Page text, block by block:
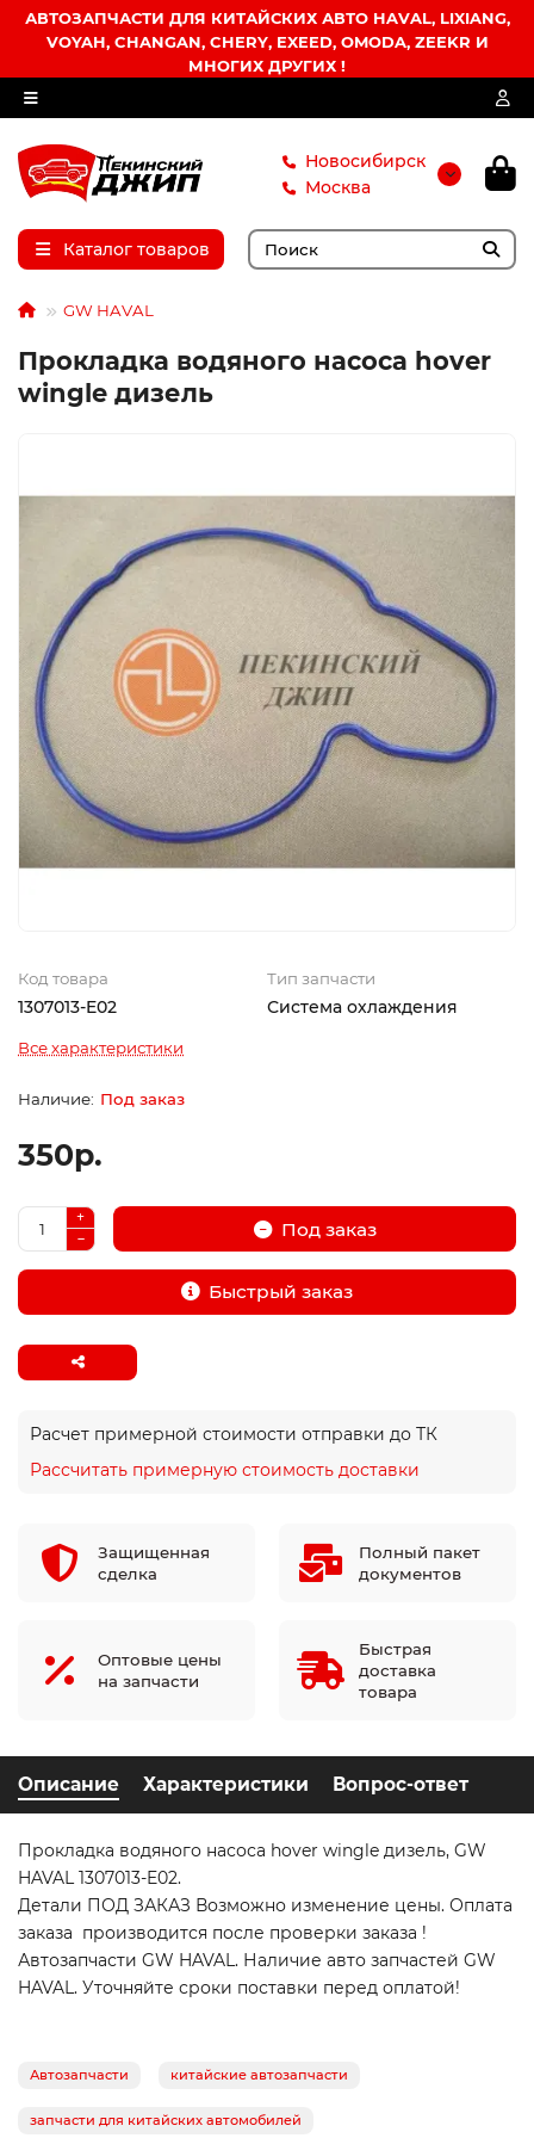
АВТОЗАПЧАСТИ ДЛЯ КИТАЙСКИХ АВТО HAVAL, LIXIANG,
VOYAH, CHANGAN, CHERY, EXEED, OMODA, ZEEKR И
МНОГИХ ДРУГИХ !
Новосибирск
Москва
Каталог товаров
GW HAVAL
Прокладка водяного насоса hover
wingle дизель
Код товара
1307013-E02
Тип запчасти
Система охлаждения
Все характеристики
Под заказ
350р.
Под заказ
Быстрый заказ
Расчет примерной стоимости отправки до ТК
Рассчитать примерную стоимость доставки
Защищенная
сделка
Полный пакет
документов
Оптовые цены
на запчасти
Быстрая
доставка
товара
Описание Характеристики Вопрос-ответ
Прокладка водяного насоса hover wingle дизель, GW
HAVAL 1307013-E02.
Детали ПОД ЗАКАЗ Возможно изменение цены. Оплата
заказа производится после проверки заказа !
Автозапчасти GW HAVAL. Наличие авто запчастей GW
HAVAL. Уточняйте сроки поставки перед оплатой!
Автозапчасти китайские автозапчасти
запчасти для китайских автомобилей